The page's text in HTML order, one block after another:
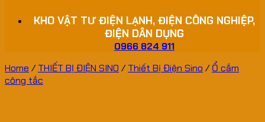
KHO VẬT TƯ ĐIỆN LẠNH, ĐIỆN CÔNG NGHIỆP,
ĐIỆN DÂN DỤNG
0966 824 911
Home / THIẾT BỊ ĐIỆN SINO / Thiết Bị Điện Sino / Ổ cắm
công tắc